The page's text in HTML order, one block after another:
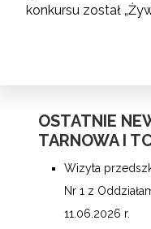
konkursu został
OSTATNIE
TARNOWA I
Wizyta
Nr 1 z
11.06.2026 r.